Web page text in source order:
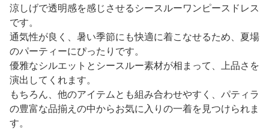
涼しげで透明感を感じさせるシースルーワンピースドレス
です。
通気性が良く、暑い季節にも快適に着こなせるため、夏場
のパーティーにぴったりです。
優雅なシルエットとシースルー素材が相まって、上品さを
演出してくれます。
もちろん、他のアイテムとも組み合わせやすく、パティラ
の豊富な品揃えの中からお気に入りの一着を見つけられま
す。